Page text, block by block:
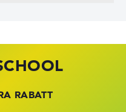
RABATT
BEI HP
DEALS